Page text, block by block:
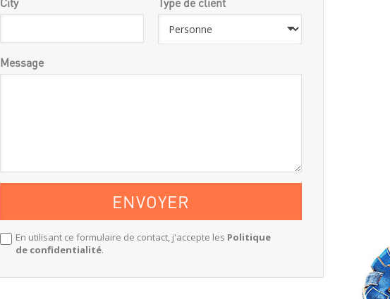
Message
En utilisant ce formulaire de contact, j'accepte les Politique
de confidentialité.